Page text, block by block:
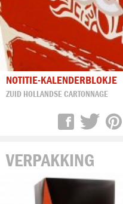
NOTITIE-KALENDERBLOKJE
ZUID HOLLANDSE CARTONNAGE
VERPAKKING